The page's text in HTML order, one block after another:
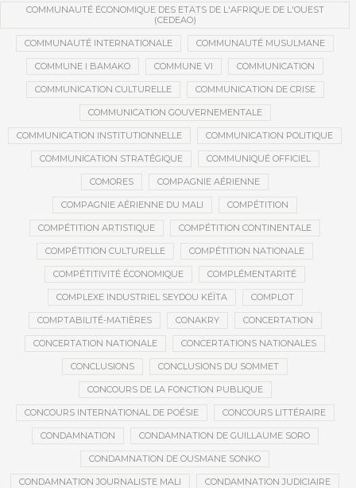
COMMUNAUTÉ ÉCONOMIQUE DES ETATS DE L'AFRIQUE DE L'OUEST
(CEDEAO)
COMMUNAUTÉ INTERNATIONALE COMMUNAUTÉ MUSULMANE
COMMUNE I BAMAKO COMMUNE VI COMMUNICATION
COMMUNICATION CULTURELLE COMMUNICATION DE CRISE
COMMUNICATION GOUVERNEMENTALE
COMMUNICATION INSTITUTIONNELLE COMMUNICATION POLITIQUE
COMMUNICATION STRATÉGIQUE COMMUNIQUÉ OFFICIEL
COMORES COMPAGNIE AÉRIENNE
COMPAGNIE AÉRIENNE DU MALI COMPÉTITION
COMPÉTITION ARTISTIQUE COMPÉTITION CONTINENTALE
COMPÉTITION CULTURELLE COMPÉTITION NATIONALE
COMPÉTITIVITÉ ÉCONOMIQUE COMPLÉMENTARITÉ
COMPLEXE INDUSTRIEL SEYDOU KÉÏTA COMPLOT
COMPTABILITÉ-MATIÈRES CONAKRY CONCERTATION
CONCERTATION NATIONALE CONCERTATIONS NATIONALES
CONCLUSIONS CONCLUSIONS DU SOMMET
CONCOURS DE LA FONCTION PUBLIQUE
CONCOURS INTERNATIONAL DE POÉSIE CONCOURS LITTÉRAIRE
CONDAMNATION CONDAMNATION DE GUILLAUME SORO
CONDAMNATION DE OUSMANE SONKO
CONDAMNATION JOURNALISTE MALI CONDAMNATION JUDICIAIRE